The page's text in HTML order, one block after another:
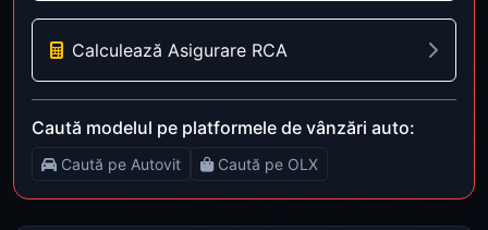
Calculează Asigurare RCA
Caută modelul pe platformele de vânzări auto:
Caută pe Autovit Caută pe OLX